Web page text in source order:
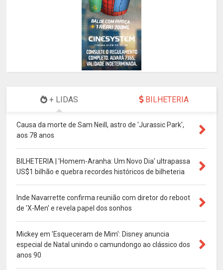
+ LIDAS BILHETERIA
Causa da morte de Sam Neill, astro de 'Jurassic Park',
aos 78 anos
BILHETERIA | 'Homem-Aranha: Um Novo Dia' ultrapassa
US$1 bilhão e quebra recordes históricos de bilheteria
Inde Navarrette confirma reunião com diretor do reboot
de 'X-Men' e revela papel dos sonhos
Mickey em 'Esqueceram de Mim': Disney anuncia
especial de Natal unindo o camundongo ao clássico dos
anos 90